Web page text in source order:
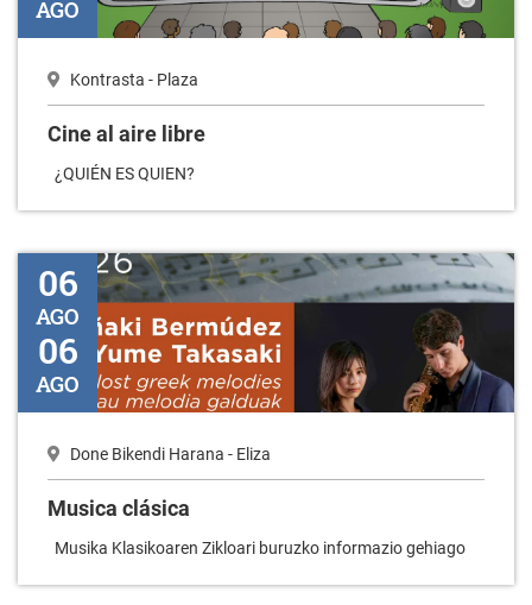
AGO
Kontrasta - Plaza
Cine al aire libre
¿QUIÉN ES QUIEN?
Musica clásica
06
AGO
06
AGO
Done Bikendi Harana - Eliza
Musica clásica
Musika Klasikoaren Zikloari buruzko informazio gehiago